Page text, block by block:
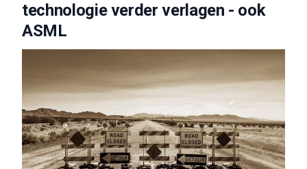
technologie verder verlagen - ook
ASML